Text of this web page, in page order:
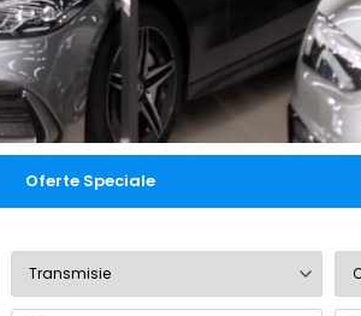
Oferte Speciale